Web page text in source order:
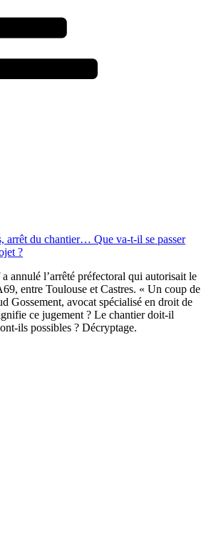
arrêt du chantier… Que va-t-il se passer
?
annulé l’arrêté préfectoral qui autorisait le
entre Toulouse et Castres. « Un coup de
Gossement, avocat spécialisé en droit de
ce jugement ? Le chantier doit-il
ils possibles ? Décryptage.